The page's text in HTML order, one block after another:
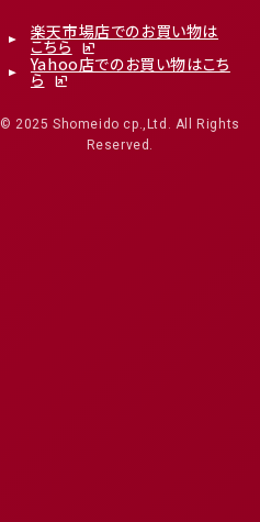
楽天市場店でのお買い物は
こちら
Yahoo店でのお買い物はこち
ら
© 2025 Shomeido cp.,Ltd. All Rights
Reserved.